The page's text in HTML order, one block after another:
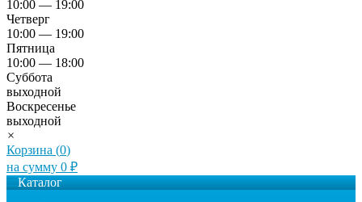
10:00 — 19:00
Четверг
10:00 — 19:00
Пятница
10:00 — 18:00
Суббота
выходной
Воскресенье
выходной
×
Корзина (0)
на сумму 0 ₽
Каталог